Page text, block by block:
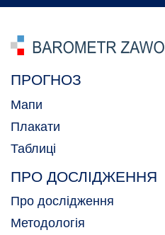
ПРОГНОЗ
Мапи
Плакати
Таблиці
ПРО ДОСЛІДЖЕННЯ
Про дослідження
Методологія